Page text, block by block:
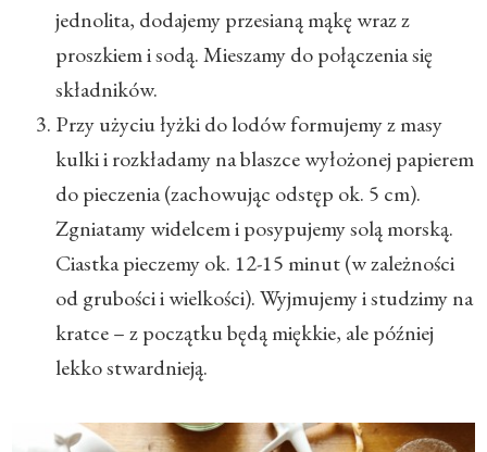
jednolita, dodajemy przesianą mąkę wraz z
proszkiem i sodą. Mieszamy do połączenia się
składników.
Przy użyciu łyżki do lodów formujemy z masy
kulki i rozkładamy na blaszce wyłożonej papierem
do pieczenia (zachowując odstęp ok. 5 cm).
Zgniatamy widelcem i posypujemy solą morską.
Ciastka pieczemy ok. 12-15 minut (w zależności
od grubości i wielkości). Wyjmujemy i studzimy na
kratce – z początku będą miękkie, ale później
lekko stwardnieją.